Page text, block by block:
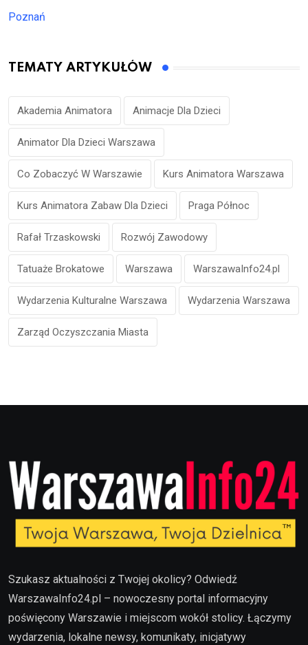
Poznań
TEMATY ARTYKUŁÓW
Akademia Animatora Animacje Dla Dzieci
Animator Dla Dzieci Warszawa
Co Zobaczyć W Warszawie Kurs Animatora Warszawa
Kurs Animatora Zabaw Dla Dzieci Praga Północ
Rafał Trzaskowski Rozwój Zawodowy
Tatuaże Brokatowe Warszawa WarszawaInfo24.pl
Wydarzenia Kulturalne Warszawa Wydarzenia Warszawa
Zarząd Oczyszczania Miasta
Szukasz aktualności z Twojej okolicy? Odwiedź
WarszawaInfo24.pl – nowoczesny portal informacyjny
poświęcony Warszawie i miejscom wokół stolicy. Łączymy
wydarzenia, lokalne newsy, komunikaty, inicjatywy